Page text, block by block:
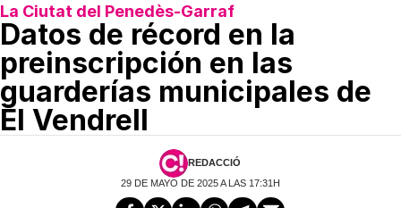
La Ciutat del Penedès-Garraf
Datos de récord en la
preinscripción en las
guarderías municipales de
El Vendrell
REDACCIÓ
29 DE MAYO DE 2025 A LAS 17:31H